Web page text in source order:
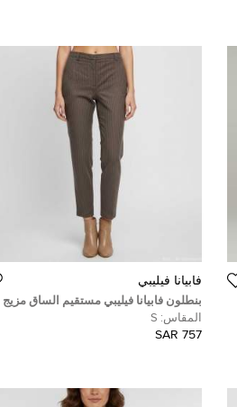
فابيانا فيليبي
بنطلون فابيانا فيليبي مستقيم الساق مزيج
من الصوف مخطط بني صغير
المقاس: S
757 SAR